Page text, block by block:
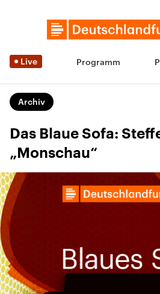
Live Programm
Archiv
Das Blaue Sofa:
„Monschau“